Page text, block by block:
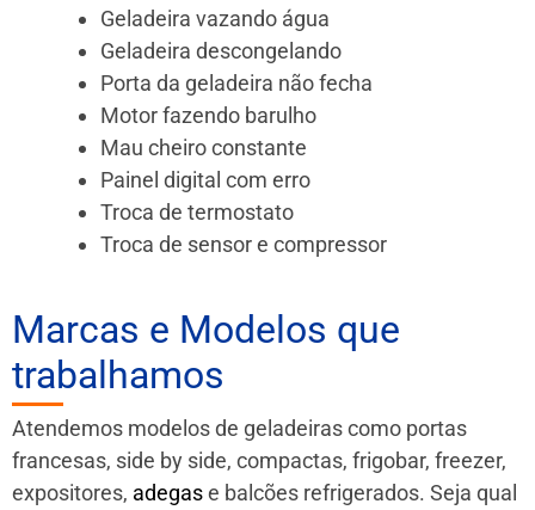
Geladeira vazando água
Geladeira descongelando
Porta da geladeira não fecha
Motor fazendo barulho
Mau cheiro constante
Painel digital com erro
Troca de termostato
Troca de sensor e compressor
Marcas e Modelos que
trabalhamos
Atendemos modelos de geladeiras como portas
francesas, side by side, compactas, frigobar, freezer,
expositores, adegase balcões refrigerados. Seja qual